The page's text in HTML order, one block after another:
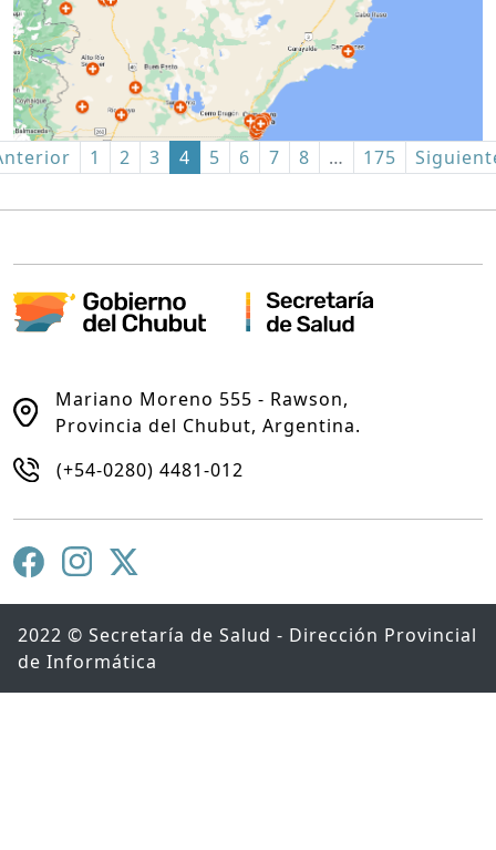
1 2 3 4 5 6 7 8 … 175
Mariano Moreno 555 - Rawson,
Provincia del Chubut, Argentina.
(+54-0280) 4481-012
2022 © Secretaría de Salud - Dirección Provincial
de Informática